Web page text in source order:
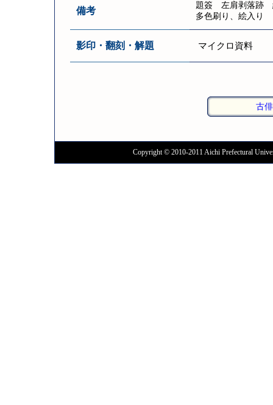
備考
題簽 左肩剥落跡
多色刷り、絵入り
影印・翻刻・解題 マイクロ資料
古
Copyright © 2010-2011 Aichi Prefectural